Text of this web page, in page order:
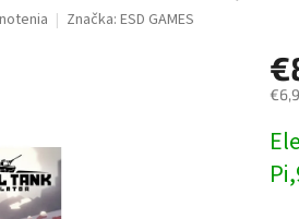
Značka: ESD GAMES